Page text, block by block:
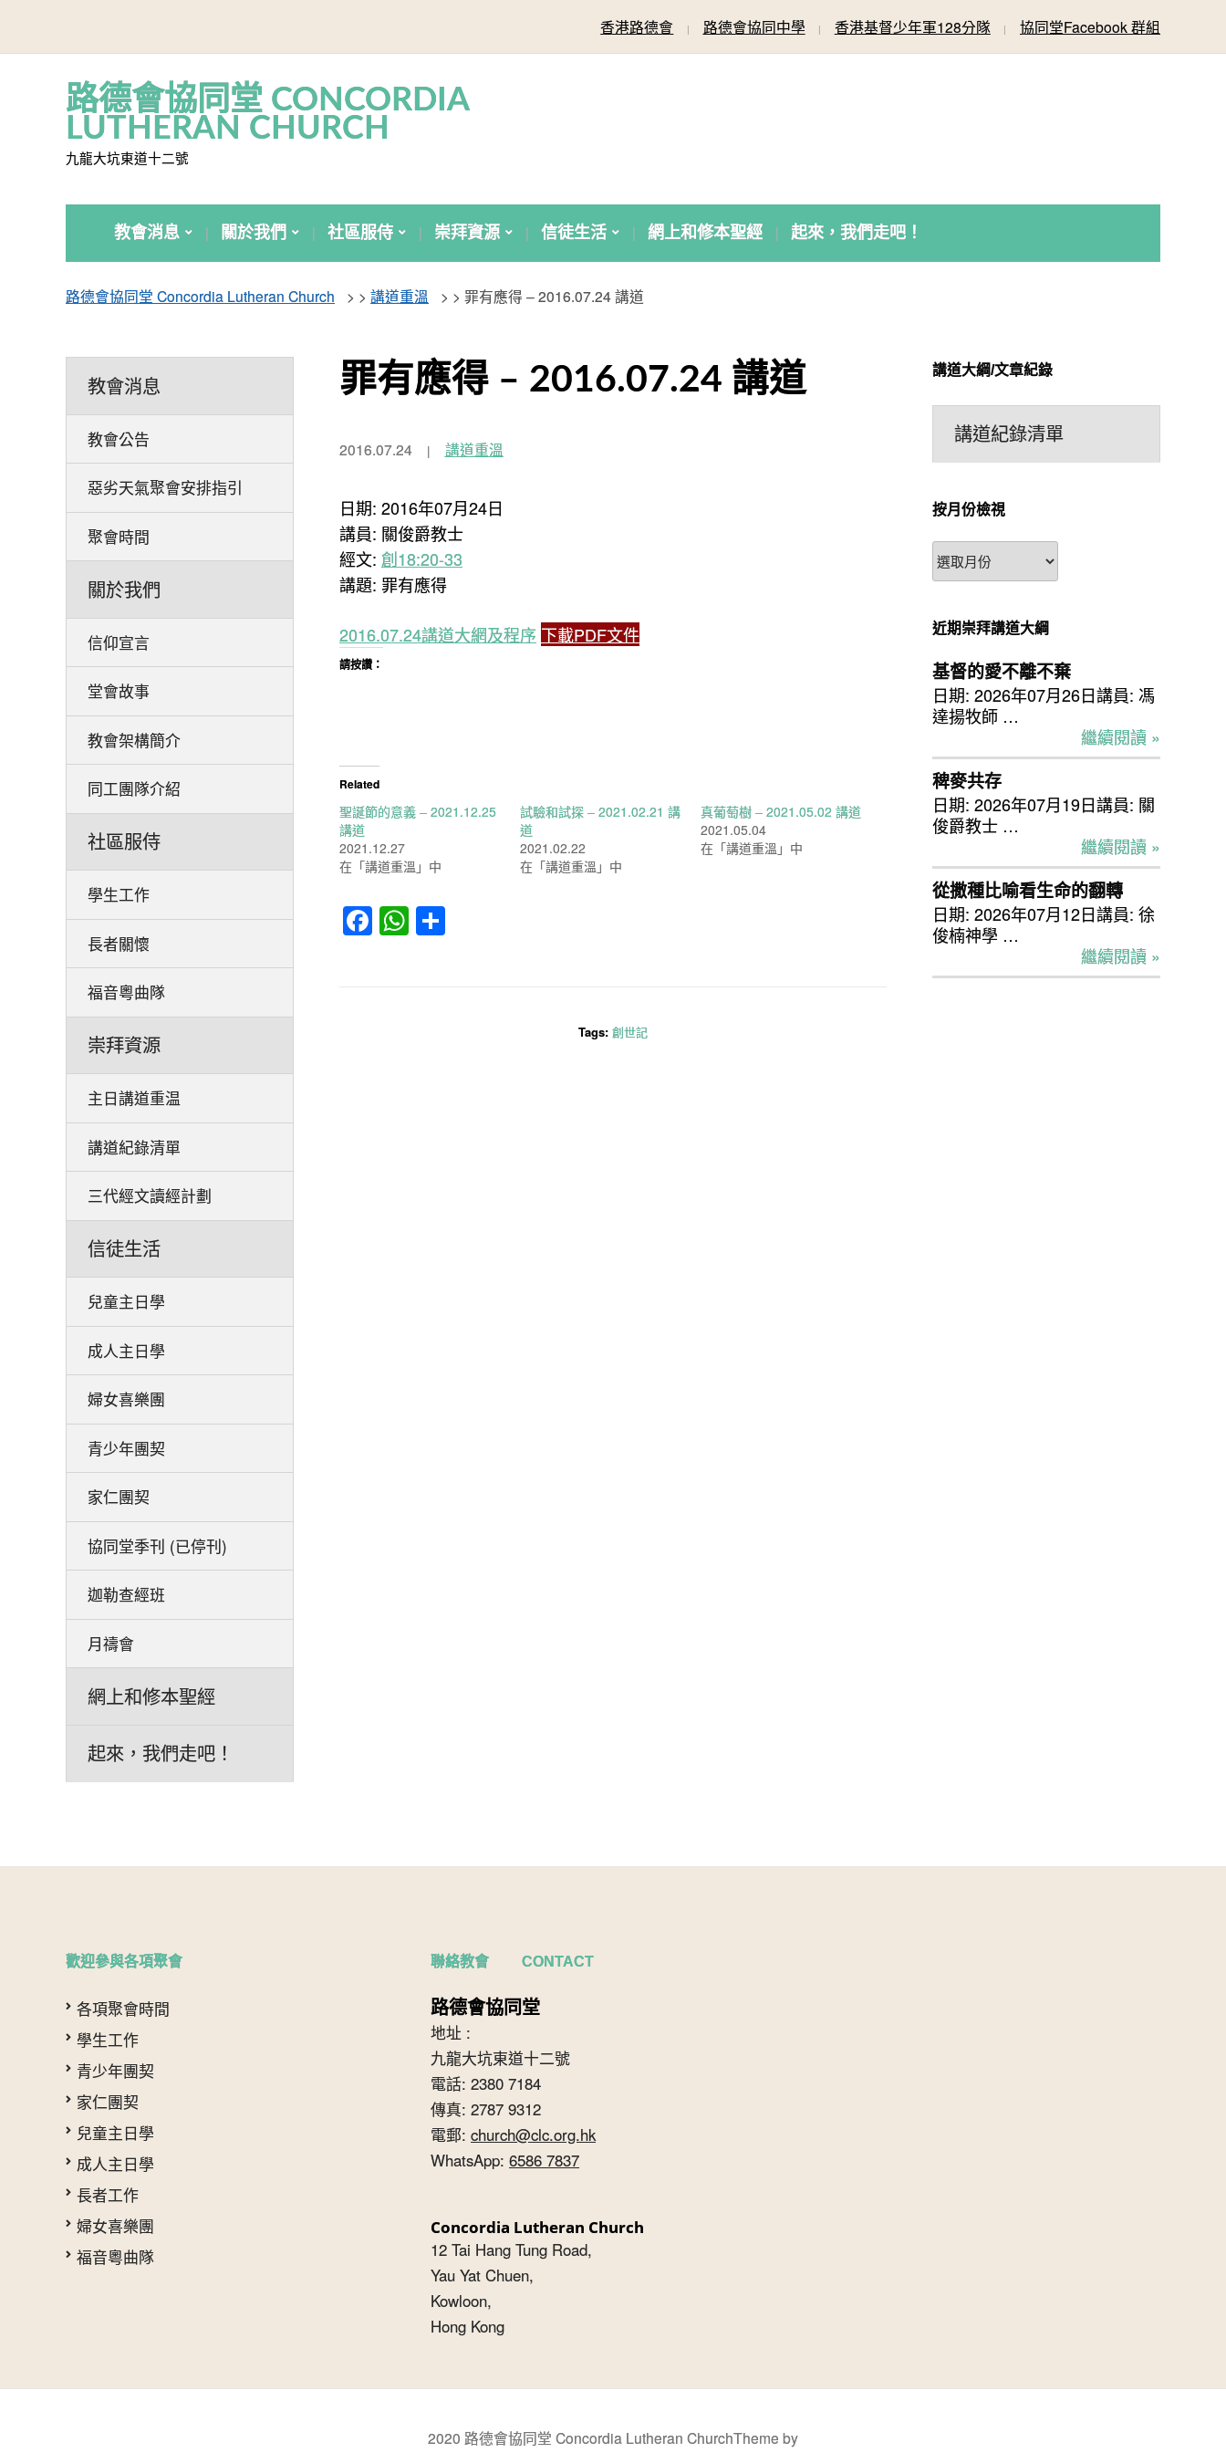
香港路德會 路德會協同中學 香港基督少年軍128分隊 協同堂Facebook 群組
路德會協同堂 CONCORDIA
LUTHERAN CHURCH
九龍大坑東道十二號
教會消息 關於我們 社區服侍 崇拜資源 信徒生活 網上和修本聖經 起來，我們走吧！
路德會協同堂 Concordia Lutheran Church > > 講道重溫 > > 罪有應得 – 2016.07.24 講道
教會消息
教會公告
惡劣天氣聚會安排指引
聚會時間
關於我們
信仰宣言
堂會故事
教會架構簡介
同工團隊介紹
社區服侍
學生工作
長者關懷
福音粵曲隊
崇拜資源
主日講道重温
講道紀錄清單
三代經文讀經計劃
信徒生活
兒童主日學
成人主日學
婦女喜樂團
青少年團契
家仁團契
協同堂季刊 (已停刊)
迦勒查經班
月禱會
網上和修本聖經
起來，我們走吧！
罪有應得 – 2016.07.24 講道
2016.07.24 講道重溫
日期: 2016年07月24日
講員: 關俊爵教士
經文: 創18:20-33
講題: 罪有應得
2016.07.24講道大網及程序 下載PDF文件
請按讚：
Related
聖誕節的意義 – 2021.12.25
講道
2021.12.27
在「講道重溫」中
試驗和試探 – 2021.02.21 講
道
2021.02.22
在「講道重溫」中
真葡萄樹 – 2021.05.02 講道
2021.05.04
在「講道重溫」中
Facebook
WhatsApp
Tags: 創世記
講道大綱/文章紀錄
講道紀錄清單
按月份檢視
按
月
視
近期崇拜講道大綱
基督的愛不離不棄
日期: 2026年07月26日講員: 馮
達揚牧師 …
繼續閱讀 »
稗麥共存
日期: 2026年07月19日講員: 關
俊爵教士 …
繼續閱讀 »
從撒種比喻看生命的翻轉
日期: 2026年07月12日講員: 徐
俊楠神學 …
繼續閱讀 »
歡迎參與各項聚會
各項聚會時間
學生工作
青少年團契
家仁團契
兒童主日學
成人主日學
長者工作
婦女喜樂團
福音粵曲隊
聯絡教會 CONTACT
路德會協同堂
地址 :
九龍大坑東道十二號
電話: 2380 7184
傳真: 2787 9312
電郵: church@clc.org.hk
WhatsApp: 6586 7837
Concordia Lutheran Church
12 Tai Hang Tung Road,
Yau Yat Chuen,
Kowloon,
Hong Kong
2020 路德會協同堂 Concordia Lutheran ChurchTheme by